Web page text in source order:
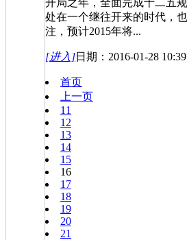
开局之年，全面完成十二五
处在一个继往开来的时代，
注，预计2015年将...
[进入]日期：2016-01-28
首页
上一页
11
12
13
14
15
16
17
18
19
20
21